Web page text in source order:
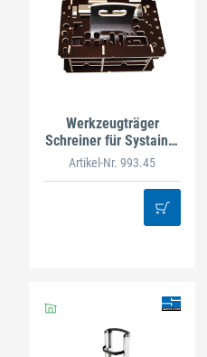
Werkzeugträger
Schreiner für Systainer
T-LOC Gr.4
Artikel-Nr. 993.45